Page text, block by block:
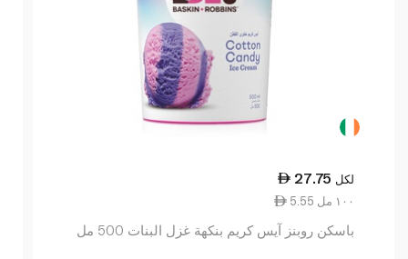
27.75 لكل
5.55 ١٠٠ مل
باسكن روبنز آيس كريم بنكهة غزل البنات 500 مل